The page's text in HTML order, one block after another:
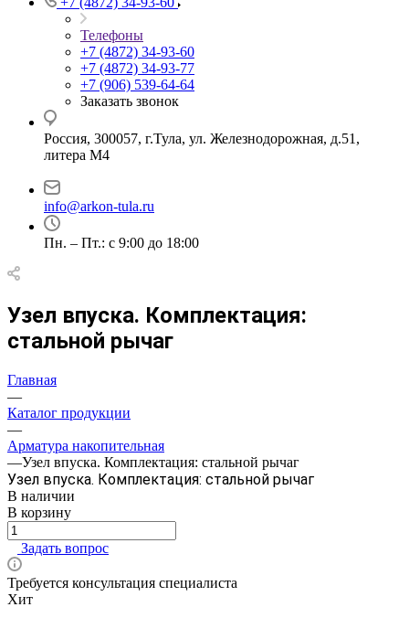
Телефоны
+7 (4872) 34-93-60
+7 (4872) 34-93-77
+7 (906) 539-64-64
Заказать звонок
Россия, 300057, г.Тула, ул. Железнодорожная, д.51,
литера М4
info@arkon-tula.ru
Пн. – Пт.: с 9:00 до 18:00
Узел впуска. Комплектация:
стальной рычаг
Главная
—
Каталог продукции
—
Арматура накопительная
—Узел впуска. Комплектация: стальной рычаг
Узел впуска. Комплектация: стальной рычаг
В наличии
В корзину
Задать вопрос
Требуется консультация специалиста
Хит